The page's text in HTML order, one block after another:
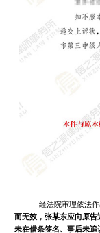
经法院审理依法作
而无效，张某东应向原
未在借条签名、事后未追